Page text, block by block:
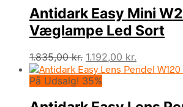
3.255,00 kr..2.138,00
Antidark Easy Mini
Væglampe Led Sort
1.835,00kr. Den
oprindelige
pris
1.192,00 kr.
aktuelle
På Udsalg! 35%